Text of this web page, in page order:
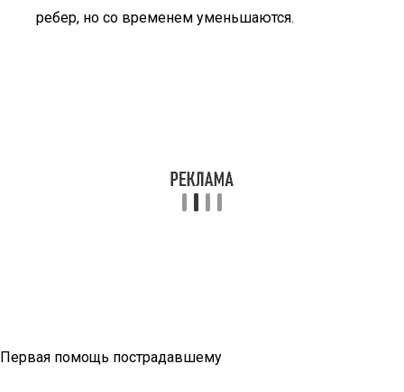
ребер, но со временем уменьшаются.
Первая помощь пострадавшему